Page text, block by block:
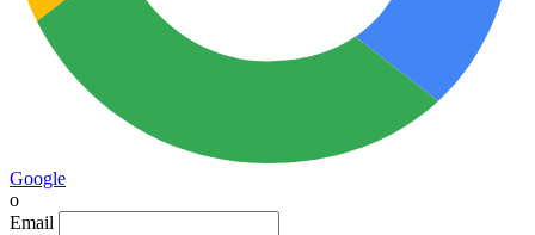
Google
o
Email